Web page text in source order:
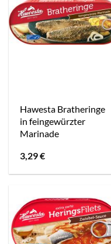
Hawesta Bratheringe
in feingewürzter
Marinade
3,29€